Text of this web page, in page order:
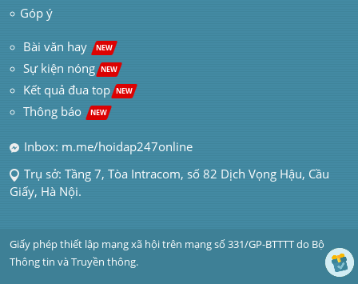
Góp ý
Bài văn hay NEW
Sự kiện nóng NEW
Kết quả đua top NEW
Thông báo NEW
Inbox: m.me/hoidap247online
Trụ sở: Tầng 7, Tòa Intracom, số 82 Dịch Vọng Hậu, Cầu
Giấy, Hà Nội.
Giấy phép thiết lập mạng xã hội trên mạng số 331/GP-BTTTT do Bộ
Thông tin và Truyền thông.